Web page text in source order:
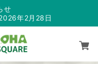
せ
年2月28日